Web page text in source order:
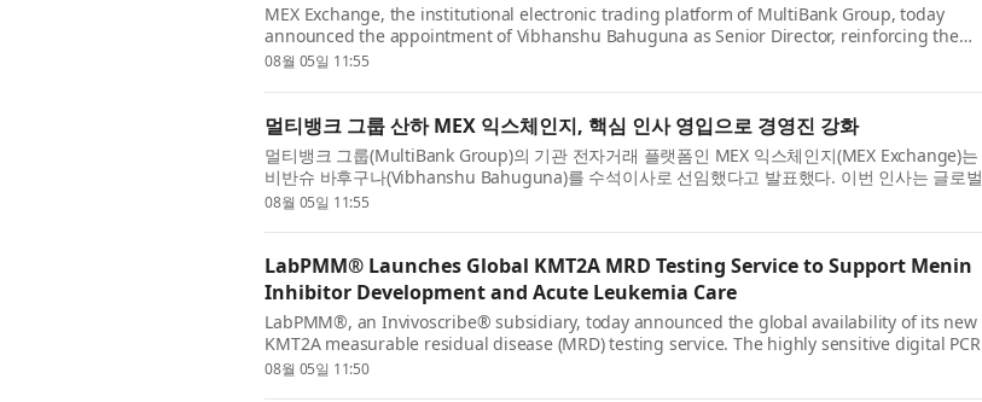
MEX Exchange, the institutional electronic trading platform of MultiBank Group, today
announced the appointment of Vibhanshu Bahuguna as Senior Director, reinforcing the
company's commitment to building a world-class leadership team as it expands ...
08월 05일 11:55
멀티뱅크 그룹 산하 MEX 익스체인지, 핵심 인사 영입으로 경영진 강화
멀티뱅크 그룹(MultiBank Group)의 기관 전자거래 플랫폼인 MEX 익스체인지(MEX Exchange)는
비반슈 바후구나(Vibhanshu Bahuguna)를 수석이사로 선임했다고 발표했다. 이번 인사는 글로벌
기관 대상 사업과 기술 역량을 확대하는 과정에서 세계적 수준의 경영진을 ...
08월 05일 11:55
LabPMM® Launches Global KMT2A MRD Testing Service to Support Menin
Inhibitor Development and Acute Leukemia Care
LabPMM®, an Invivoscribe® subsidiary, today announced the global availability of its new
KMT2A measurable residual disease (MRD) testing service. The highly sensitive digital PCR
service is available to healthcare providers, clinical researchers, ...
08월 05일 11:50